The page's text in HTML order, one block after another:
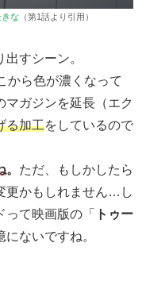
きな （第1話より引用）
すシーン。
から色が濃くなって
マガジンを延長（エク
る加工をしているので
。 ただ、もしかしたら
更かもしれません…し
て映画版の「
トゥー
ないですね。